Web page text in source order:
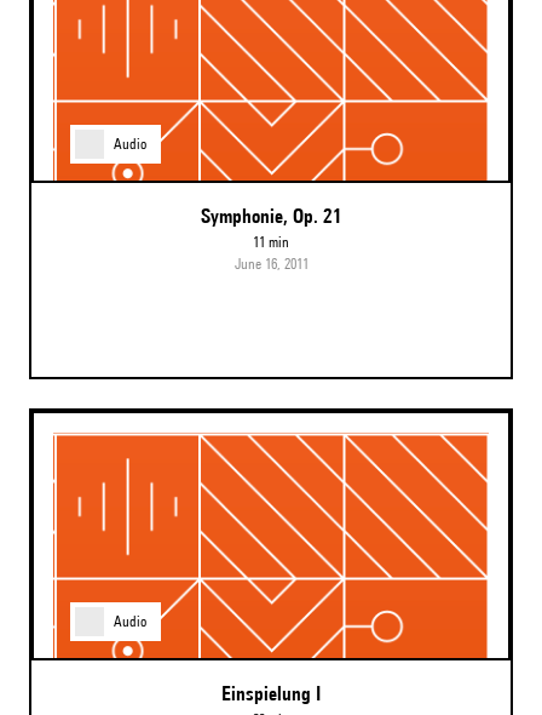
Audio
Symphonie, Op. 21
11 min
June 16, 2011
Audio
Einspielung I